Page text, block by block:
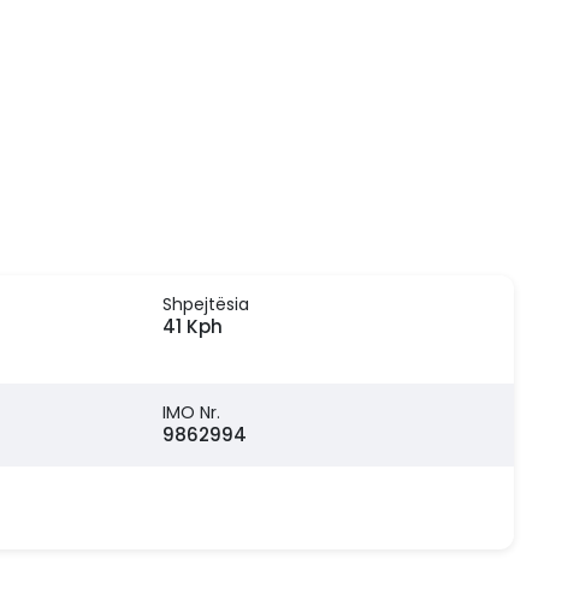
Shpejtësia
41 Kph
IMO Nr.
9862994